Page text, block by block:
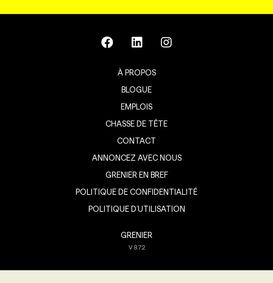
À PROPOS
BLOGUE
EMPLOIS
CHASSE DE TÊTE
CONTACT
ANNONCEZ AVEC NOUS
GRENIER EN BREF
POLITIQUE DE CONFIDENTIALITÉ
POLITIQUE D’UTILISATION
GRENIER
V8.7.2